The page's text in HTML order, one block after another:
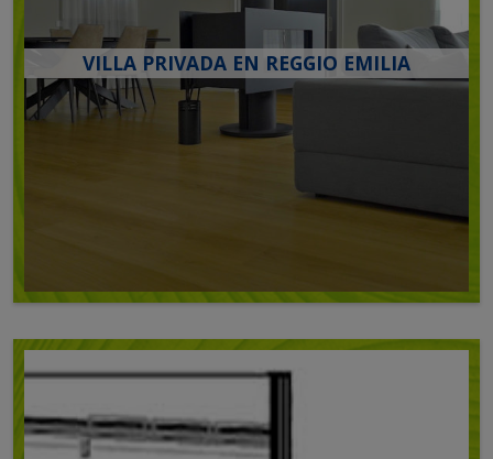
VILLA PRIVADA EN REGGIO EMILIA